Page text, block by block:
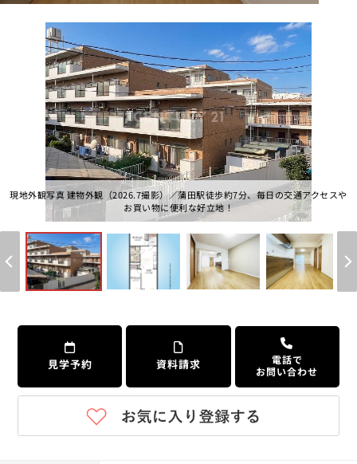
現地外観写真 建物外観（2026.7撮影）／蒲田駅徒歩約7分、毎日の交通アクセスや
お買い物に便利な好立地！
見学予約 資料請求
電話で
お問い合わせ